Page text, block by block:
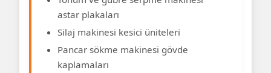
astar plakaları
Silaj makinesi kesici üniteleri
Pancar sökme makinesi gövde
kaplamaları